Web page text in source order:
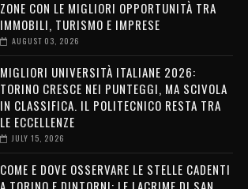
ZONE CON LE MIGLIORI OPPORTUNITÀ TRA
IMMOBILI, TURISMO E IMPRESE
AUGUST 03, 2026
MIGLIORI UNIVERSITÀ ITALIANE 2026:
TORINO CRESCE NEI PUNTEGGI, MA SCIVOLA
IN CLASSIFICA. IL POLITECNICO RESTA TRA
LE ECCELLENZE
JULY 15, 2026
COME E DOVE OSSERVARE LE STELLE CADENTI